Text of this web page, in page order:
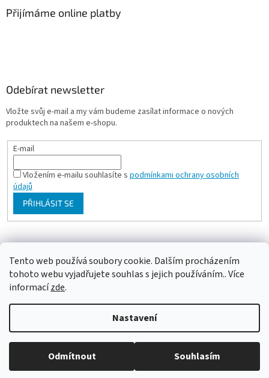
Tento web používá soubory cookie. Dalším procházením
tohoto webu vyjadřujete souhlas s jejich používáním.. Více
informacízde.
Nastavení
Odmítnout Souhlasím
Přijímáme online platby
Odebírat newsletter
Vložte svůj e-mail a my vám budeme zasílat informace o nových
produktech na našem e-shopu.
E-mail
Vložením e-mailu souhlasíte s podmínkami ochrany osobních
údajů
PŘIHLÁSIT SE
Copyright 2026ePapousek.cz. Všechna práva vyhrazena.Upravit